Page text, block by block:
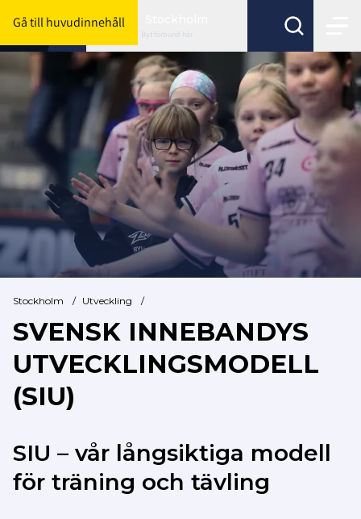
Gå till huvudinnehåll
Byt förbund här
Stockholm / Utveckling /
SVENSK INNEBANDYS
UTVECKLINGSMODELL
(SIU)
SIU – vår långsiktiga modell
för träning och tävling